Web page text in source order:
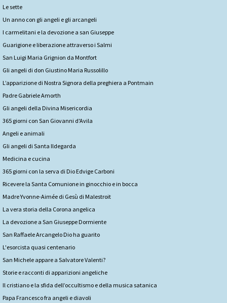
Le sette
Un anno con gli angeli e gli arcangeli
I carmelitani e la devozione a san Giuseppe
Guarigione e liberazione attraverso i Salmi
San Luigi Maria Grignion da Montfort
Gli angeli di don Giustino Maria Russolillo
L’apparizione di Nostra Signora della preghiera a Pontmain
Padre Gabriele Amorth
Gli angeli della Divina Misericordia
365 giorni con San Giovanni d'Avila
Angeli e animali
Gli angeli di Santa Ildegarda
Medicina e cucina
365 giorni con la serva di Dio Edvige Carboni
Ricevere la Santa Comunione in ginocchio e in bocca
Madre Yvonne-Aimée di Gesù di Malestroit
La vera storia della Corona angelica
La devozione a San Giuseppe Dormiente
San Raffaele Arcangelo Dio ha guarito
L'esorcista quasi centenario
San Michele appare a Salvatore Valenti?
Storie e racconti di apparizioni angeliche
Il cristiano e la sfida dell’occultismo e della musica satanica
Papa Francesco fra angeli e diavoli